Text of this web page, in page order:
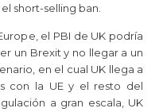
short-selling ban.
el PBI de UK podría
un Brexit y no llegar a un
en el cual UK llega a
con la UE y el resto del
a gran escala, UK